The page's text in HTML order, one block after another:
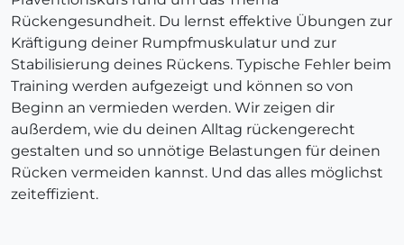
Rückengesundheit. Du lernst effektive Übungen zur
Kräftigung deiner Rumpfmuskulatur und zur
Stabilisierung deines Rückens. Typische Fehler beim
Training werden aufgezeigt und können so von
Beginn an vermieden werden. Wir zeigen dir
außerdem, wie du deinen Alltag rückengerecht
gestalten und so unnötige Belastungen für deinen
Rücken vermeiden kannst. Und das alles möglichst
zeiteffizient.